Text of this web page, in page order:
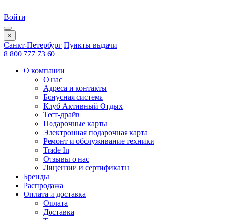
Войти
×
Санкт-Петербург Пункты выдачи
8 800 777 73 60
О компании
О нас
Адреса и контакты
Бонусная система
Клуб Активный Отдых
Тест-драйв
Подарочные карты
Электронная подарочная карта
Ремонт и обслуживание техники
Trade In
Отзывы о нас
Лицензии и сертификаты
Бренды
Распродажа
Оплата и доставка
Оплата
Доставка